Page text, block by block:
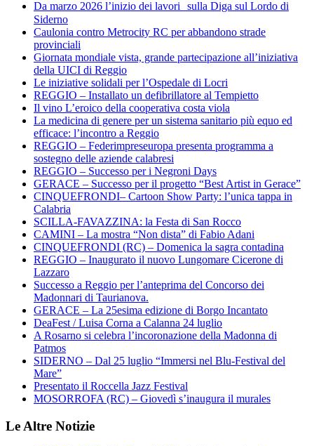
Da marzo 2026 l’inizio dei lavori sulla Diga sul Lordo di
Siderno
Caulonia contro Metrocity RC per abbandono strade
provinciali
Giornata mondiale vista, grande partecipazione all’iniziativa
della UICI di Reggio
Le iniziative solidali per l’Ospedale di Locri
REGGIO – Installato un defibrillatore al Tempietto
Il vino L’eroico della cooperativa costa viola
La medicina di genere per un sistema sanitario più equo ed
efficace: l’incontro a Reggio
REGGIO – Federimpreseuropa presenta programma a
sostegno delle aziende calabresi
REGGIO – Successo per i Negroni Days
GERACE – Successo per il progetto “Best Artist in Gerace”
CINQUEFRONDI– Cartoon Show Party: l’unica tappa in
Calabria
SCILLA-FAVAZZINA: la Festa di San Rocco
CAMINI – La mostra “Non dista” di Fabio Adani
CINQUEFRONDI (RC) – Domenica la sagra contadina
REGGIO – Inaugurato il nuovo Lungomare Cicerone di
Lazzaro
Successo a Reggio per l’anteprima del Concorso dei
Madonnari di Taurianova.
GERACE – La 25esima edizione di Borgo Incantato
DeaFest / Luisa Corna a Calanna 24 luglio
A Rosarno si celebra l’incoronazione della Madonna di
Patmos
SIDERNO – Dal 25 luglio “Immersi nel Blu-Festival del
Mare”
Presentato il Roccella Jazz Festival
MOSORROFA (RC) – Giovedì s’inaugura il murales
Le Altre Notizie